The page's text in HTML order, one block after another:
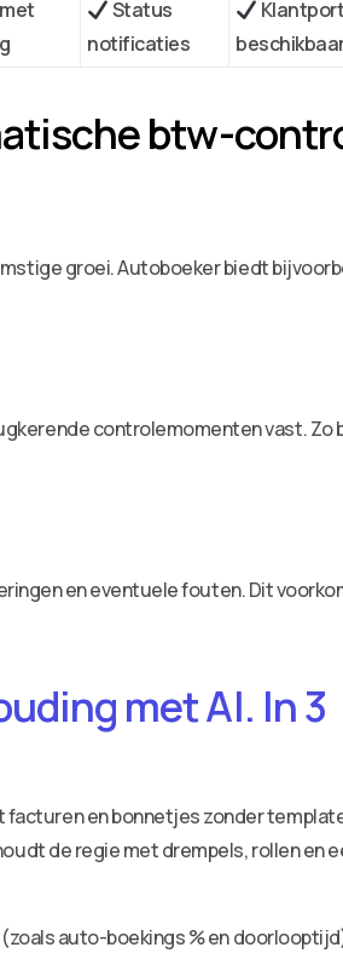
Status
notificaties
btw-
groei. Autoboeker biedt
controlemomenten vast. Zo
en eventuele fouten. Dit
met AI. In 3
facturen en bonnetjes zonder
de regie met drempels, rollen en
auto-boekings % en